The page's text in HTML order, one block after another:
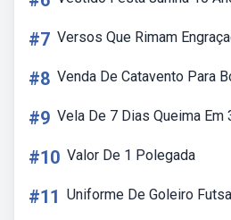
#7 Versos Que Rimam
#8 Venda De Catavento Para
#9 Vela De 7 Dias Queima Em
#10 Valor De 1 Polegada
#11 Uniforme De Goleiro